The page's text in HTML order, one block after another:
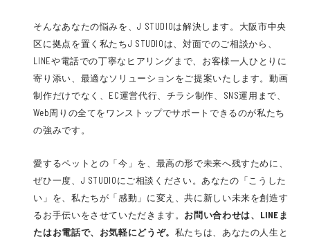
そんなあなたの悩みを、J STUDIOは解決します。大阪市中央
区に拠点を置く私たちJ STUDIOは、対面でのご相談から、
LINEや電話での丁寧なヒアリングまで、お客様一人ひとりに
寄り添い、最適なソリューションをご提案いたします。動画
制作だけでなく、EC運営代行、チラシ制作、SNS運用まで、
Web周りの全てをワンストップでサポートできるのが私たち
の強みです。
愛するペットとの「今」を、最高の形で未来へ残すために、
ぜひ一度、J STUDIOにご相談ください。あなたの「こうした
い」を、私たちが「感動」に変え、共に新しい未来を創造す
るお手伝いをさせていただきます。 お問い合わせは、LINEま
たはお電話で、お気軽にどうぞ。 私たちは、あなたの人生と